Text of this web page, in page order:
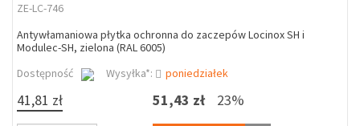
ZE-LC-746
Antywłamaniowa płytka ochronna do zaczepów Locinox SH i
Modulec-SH, zielona (RAL 6005)
Dostępność
Wysyłka*: poniedziałek
41,81 zł 51,43 zł 23%